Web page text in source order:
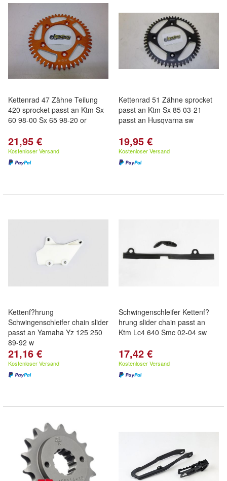
Kettenrad 47 Zähne Teilung
420 sprocket passt an Ktm Sx
60 98-00 Sx 65 98-20 or
21,95 €
Kostenloser Versand
Kettenrad 51 Zähne sprocket
passt an Ktm Sx 85 03-21
passt an Husqvarna sw
19,95 €
Kostenloser Versand
Kettenf?hrung
Schwingenschleifer chain slider
passt an Yamaha Yz 125 250
89-92 w
21,16 €
Kostenloser Versand
Schwingenschleifer Kettenf?
hrung slider chain passt an
Ktm Lc4 640 Smc 02-04 sw
17,42 €
Kostenloser Versand